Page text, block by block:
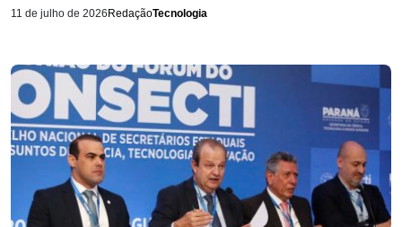
11 de julho de 2026 RedaçãoTecnologia